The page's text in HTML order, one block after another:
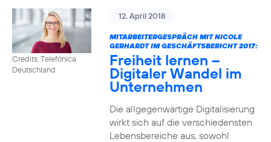
Credits: Telefónica
Deutschland
12. April 2018
MITARBEITERGESPRÄCH MIT NICOLE
GERHARDT IM GESCHÄFTSBERICHT 2017:
Freiheit lernen –
Digitaler Wandel im
Unternehmen
Die allgegenwärtige Digitalisierung
wirkt sich auf die verschiedensten
Lebensbereiche aus, sowohl